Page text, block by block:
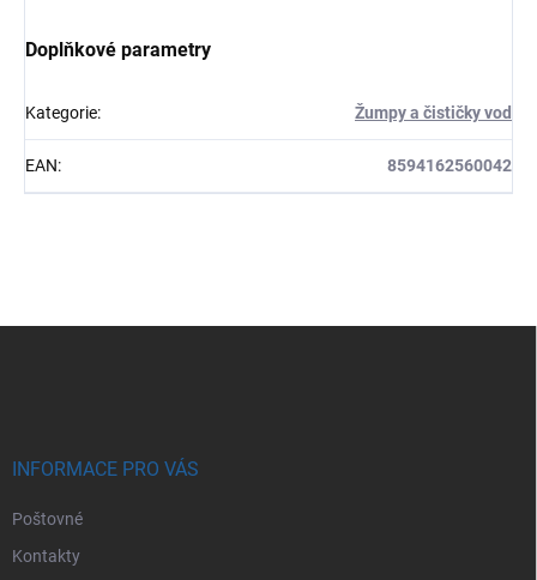
Doplňkové parametry
Kategorie: Žumpy a čističky vod
EAN: 8594162560042
INFORMACE PRO VÁS
Poštovné
Kontakty